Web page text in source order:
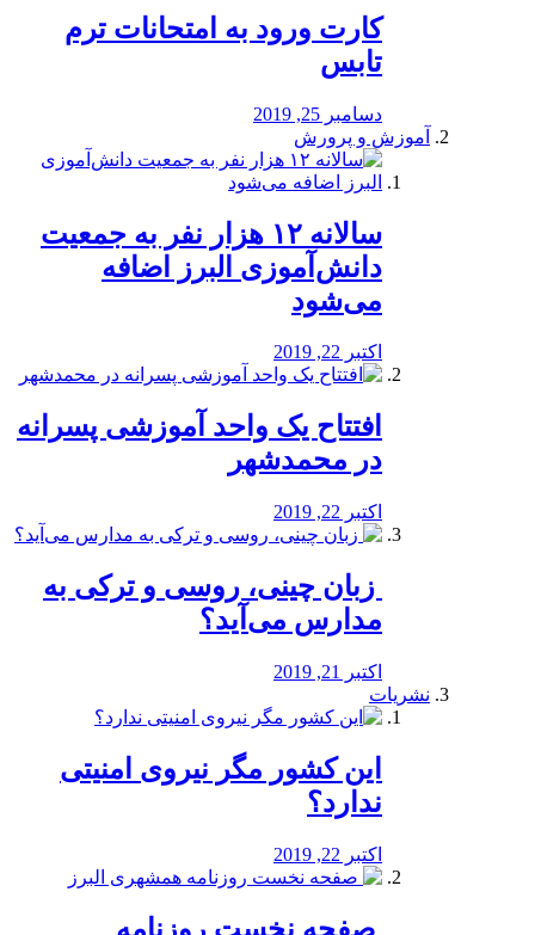
کارت ورود به امتحانات ترم
تابس
دسامبر 25, 2019
آموزش و پرورش
️سالانه ۱۲ هزار نفر به جمعیت
دانش‌آموزی البرز اضافه
می‌شود
اکتبر 22, 2019
افتتاح یک واحد آموزشی پسرانه
در محمدشهر
اکتبر 22, 2019
️ زبان چینی، روسی و ترکی به
مدارس می‌آید؟
اکتبر 21, 2019
نشریات
این کشور مگر نیروی امنیتی
ندارد؟
اکتبر 22, 2019
️ صفحه نخست روزنامه‌